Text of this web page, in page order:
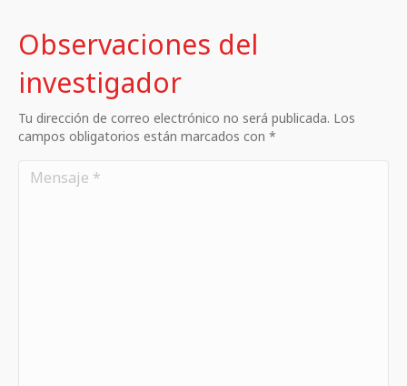
Observaciones del
investigador
Tu dirección de correo electrónico no será publicada. Los
campos obligatorios están marcados con *